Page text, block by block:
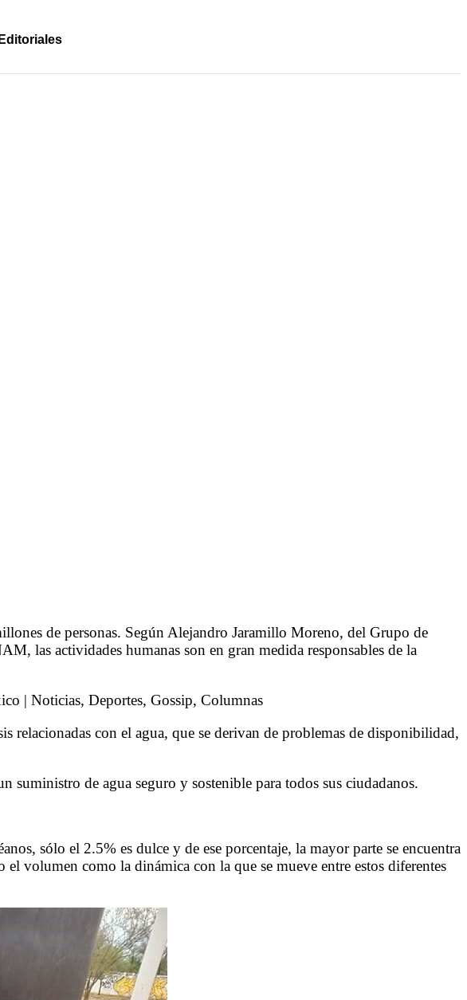
de personas. Según Alejandro Jaramillo Moreno, del Grupo de
las actividades humanas son en gran medida responsables de la
con el agua, que se derivan de problemas de disponibilidad,
suministro de agua seguro y sostenible para todos sus ciudadanos.
sólo el 2.5% es dulce y de ese porcentaje, la mayor parte se encuentra
volumen como la dinámica con la que se mueve entre estos diferentes